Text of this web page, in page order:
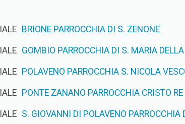
BRIONE PARROCCHIA DI S. ZENONE
GOMBIO PARROCCHIA DI S. MARIA
POLAVENO PARROCCHIA S. NICOLA
PONTE ZANANO PARROCCHIA CRISTO RE
S. GIOVANNI DI POLAVENO